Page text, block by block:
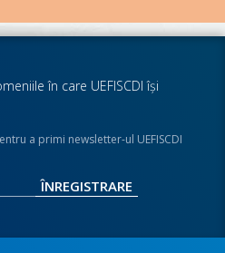
în care UEFISCDI îşi
a primi newsletter-ul UEFISCDI